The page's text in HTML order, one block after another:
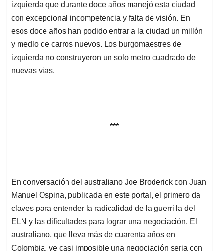
izquierda que durante doce años manejó esta ciudad
con excepcional incompetencia y falta de visión. En
esos doce años han podido entrar a la ciudad un millón
y medio de carros nuevos. Los burgomaestres de
izquierda no construyeron un solo metro cuadrado de
nuevas vías.
***
En conversación del australiano Joe Broderick con Juan
Manuel Ospina, publicada en este portal, el primero da
claves para entender la radicalidad de la guerrilla del
ELN y las dificultades para lograr una negociación. El
australiano, que lleva más de cuarenta años en
Colombia, ve casi imposible una negociación seria con